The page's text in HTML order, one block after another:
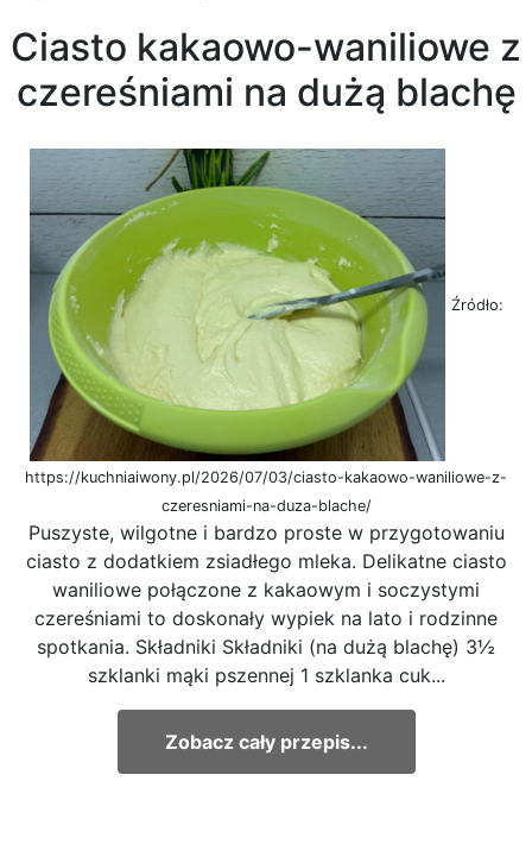
Ciasto kakaowo-waniliowe z
czereśniami na dużą blachę
Źródło:
https://kuchniaiwony.pl/2026/07/03/ciasto-kakaowo-waniliowe-z-
czeresniami-na-duza-blache/
Puszyste, wilgotne i bardzo proste w przygotowaniu
ciasto z dodatkiem zsiadłego mleka. Delikatne ciasto
waniliowe połączone z kakaowym i soczystymi
czereśniami to doskonały wypiek na lato i rodzinne
spotkania. Składniki Składniki (na dużą blachę) 3½
szklanki mąki pszennej 1 szklanka cuk...
Zobacz cały przepis...